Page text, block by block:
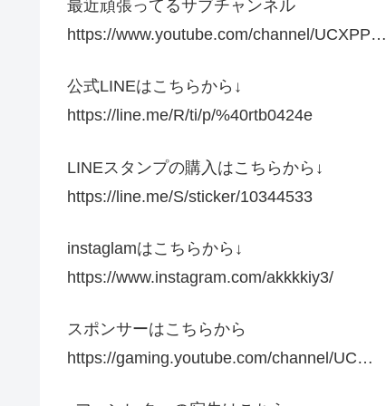
最近頑張ってるサブチャンネル
https://www.youtube.com/channel/UCXPP…
公式LINEはこちらから↓
https://line.me/R/ti/p/%40rtb0424e
LINEスタンプの購入はこちらから↓
https://line.me/S/sticker/10344533
instaglamはこちらから↓
https://www.instagram.com/akkkkiy3/
スポンサーはこちらから
https://gaming.youtube.com/channel/UC…